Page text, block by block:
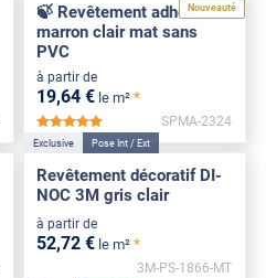
Nouveauté
🍃 Revêtement adhésif
marron clair mat sans
PVC
à partir de
19,64 € le m² *
SPMA-2324
Exclusive Pose Int / Ext
Revêtement décoratif DI-
NOC 3M gris clair
à partir de
52,72 € le m² *
3M-PS-1866-MT